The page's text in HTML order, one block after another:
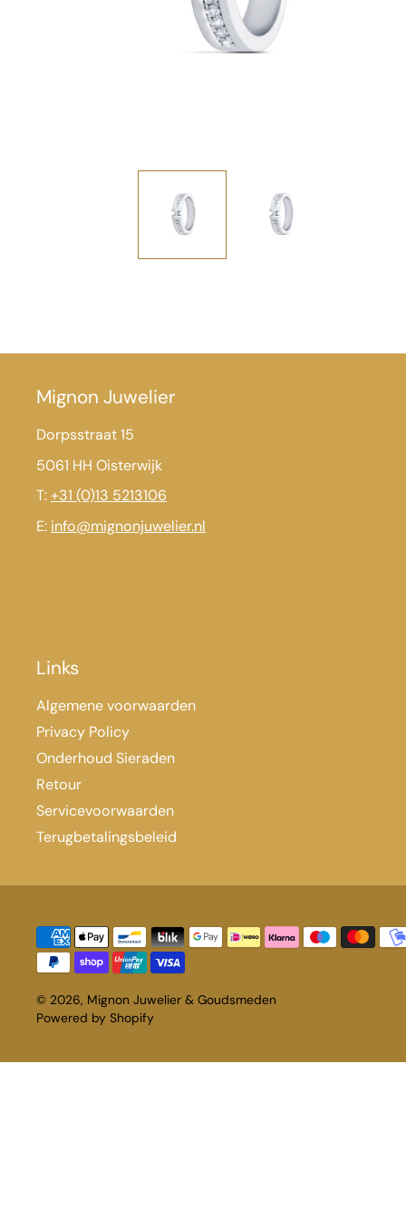
Mignon Juwelier
Dorpsstraat 15
5061 HH Oisterwijk
T:+31 (0)13 5213106
E: info@mignonjuwelier.nl
Links
Algemene voorwaarden
Privacy Policy
Onderhoud Sieraden
Retour
Servicevoorwaarden
Terugbetalingsbeleid
© 2026, Mignon Juwelier & Goudsmeden
Powered by Shopify